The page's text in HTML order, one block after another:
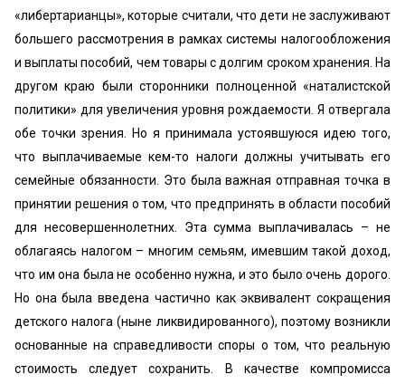
«либертарианцы», которые считали, что дети не заслуживают
большего рассмотрения в рамках системы налогообложения
и выплаты пособий, чем товары с долгим сроком хранения. На
другом краю были сторонники полноценной «наталистской
политики» для увеличения уровня рождаемости. Я отвергала
обе точки зрения. Но я принимала устоявшуюся идею того,
что выплачиваемые кем-то налоги должны учитывать его
семейные обязанности. Это была важная отправная точка в
принятии решения о том, что предпринять в области пособий
для несовершеннолетних. Эта сумма выплачивалась – не
облагаясь налогом – многим семьям, имевшим такой доход,
что им она была не особенно нужна, и это было очень дорого.
Но она была введена частично как эквивалент сокращения
детского налога (ныне ликвидированного), поэтому возникли
основанные на справедливости споры о том, что реальную
стоимость следует сохранить. В качестве компромисса